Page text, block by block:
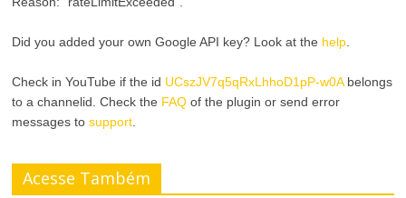
Did you added your own Google API key? Look at the help
Check in YouTube if the id UCszJV7q5qRxLhhoD1pP-w0Abelongs
to a channelid. Check the FAQ of the plugin or send error
messages tosupport
Acesse Também